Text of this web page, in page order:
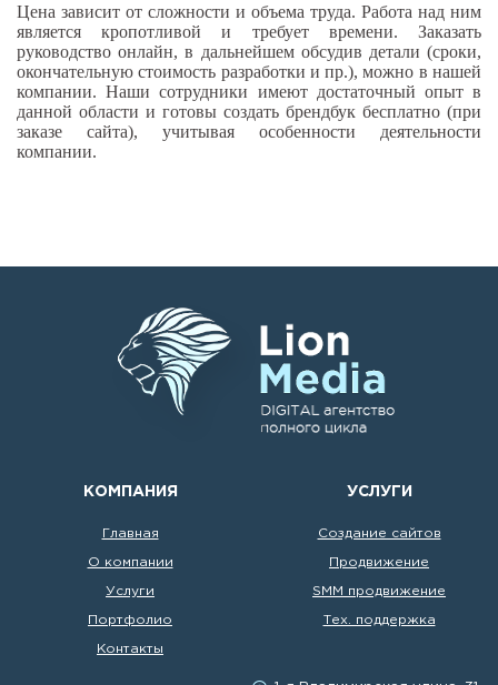
Цена зависит от сложности и объема труда. Работа над ним
является кропотливой и требует времени. Заказать
руководство онлайн, в дальнейшем обсудив детали (сроки,
окончательную стоимость разработки и пр.), можно в нашей
компании. Наши сотрудники имеют достаточный опыт в
данной области и готовы создать брендбук бесплатно (при
заказе сайта), учитывая особенности деятельности
компании.
КОМПАНИЯ
Главная
О компании
Услуги
Портфолио
Контакты
УСЛУГИ
Создание сайтов
Продвижение
SMM продвижение
Тех. поддержка